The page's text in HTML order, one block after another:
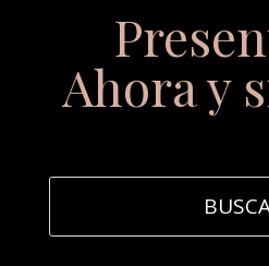
Ahora y